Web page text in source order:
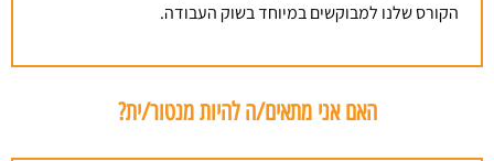
הקורס שלנו למבוקשים במיוחד בשוק העבודה.
האם אני מתאים/ה להיות מנטור/ית?